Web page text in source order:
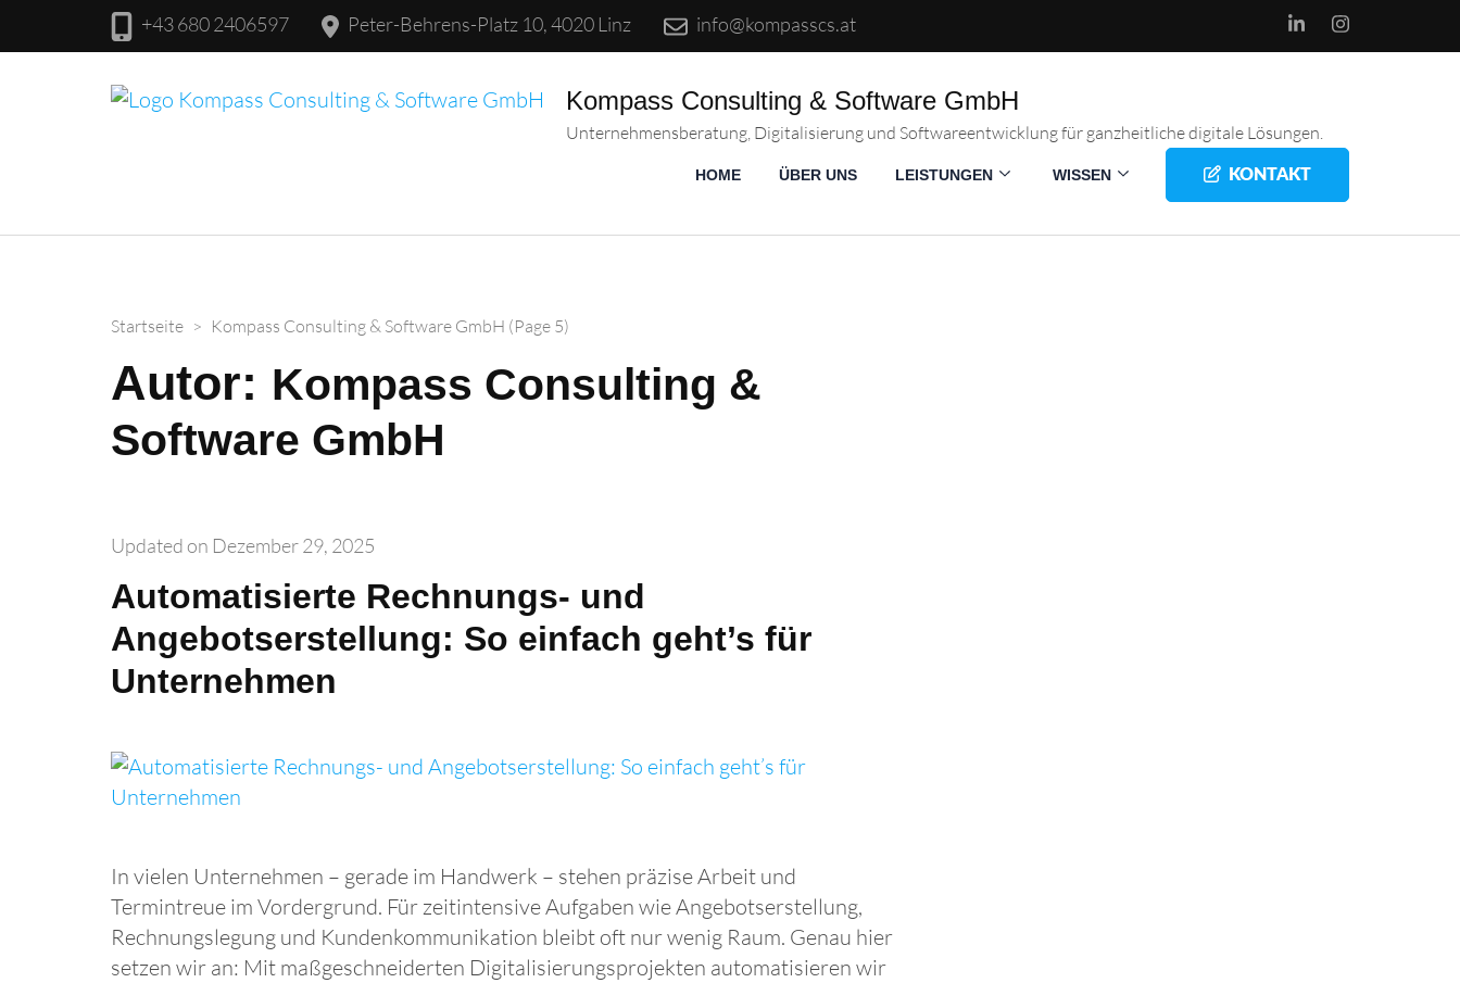
+43 680 2406597 Peter-Behrens-Platz 10, 4020 Linz info@kompasscs.at
Kompass Consulting & Software GmbH
Unternehmensberatung, Digitalisierung und Softwareentwicklung für ganzheitliche digitale Lösungen.
KONTAKT
HOME ÜBER UNS LEISTUNGEN WISSEN
Startseite > Kompass Consulting & Software GmbH (Page 5)
Autor: Kompass Consulting &
Software GmbH
Updated on Dezember 29, 2025
Automatisierte Rechnungs- und
Angebotserstellung: So einfach geht’s für
Unternehmen
In vielen Unternehmen – gerade im Handwerk – stehen präzise Arbeit und
Termintreue im Vordergrund. Für zeitintensive Aufgaben wie Angebotserstellung,
Rechnungslegung und Kundenkommunikation bleibt oft nur wenig Raum. Genau hier
setzen wir an: Mit maßgeschneiderten Digitalisierungsprojekten automatisieren wir